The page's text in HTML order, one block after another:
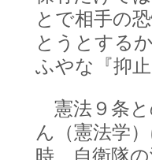
とで相手の
とうとする
ふやな『抑
憲法９条と
ん（憲法学
時、自衛隊